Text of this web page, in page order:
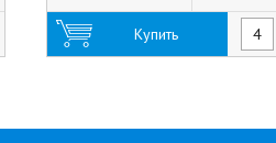
Купить